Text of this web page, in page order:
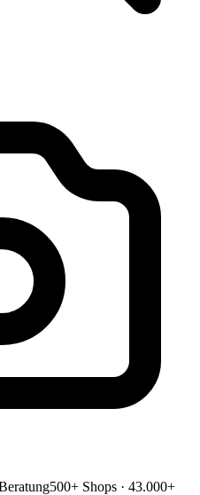
500+ Shops · 43.000+